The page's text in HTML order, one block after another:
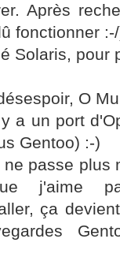
Après
fonctionner
Solaris, pour
O
a un port
Gentoo) :-)
passe plus
j'aime
ça